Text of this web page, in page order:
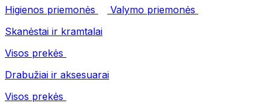
Higienos priemonės
Valymo priemonės
Skanėstai ir kramtalai
Visos prekės
Drabužiai ir aksesuarai
Visos prekės